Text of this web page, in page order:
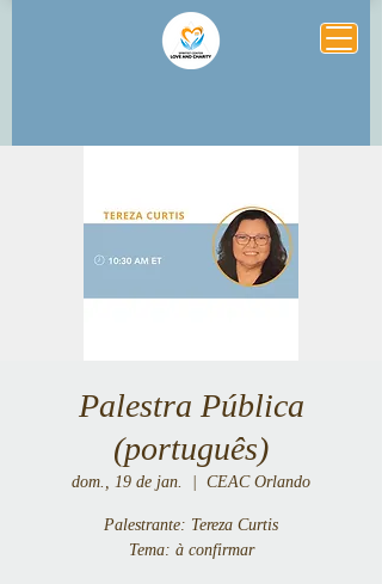
Palestra Pública
(português)
dom., 19 de jan. CEAC Orlando
Palestrante: Tereza Curtis
Tema: à confirmar